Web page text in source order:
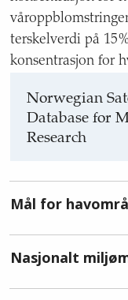
terskelverdi på
konsentrasjon for
Norwegian
Database for
Research
Mål for
Nasjonalt